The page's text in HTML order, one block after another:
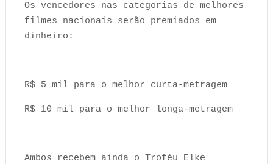
Os vencedores nas categorias de melhores
filmes nacionais serão premiados em
dinheiro:
R$ 5 mil para o melhor curta-metragem
R$ 10 mil para o melhor longa-metragem
Ambos recebem ainda o Troféu Elke